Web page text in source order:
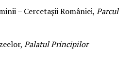
– Cercetașii României, Parcul
Palatul Principilor